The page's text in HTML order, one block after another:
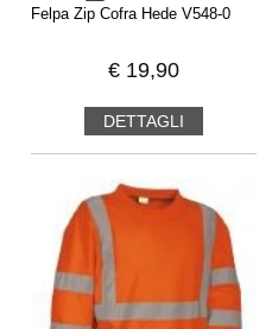
Felpa Zip Cofra Hede V548-0
€ 19,90
DETTAGLI